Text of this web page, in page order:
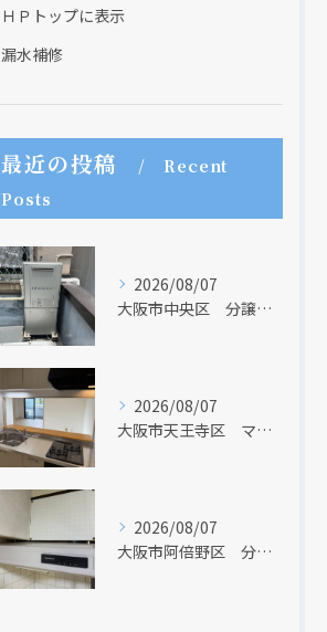
ＨＰトップに表示
漏水補修
最近の投稿
Recent
Posts
2026/08/07
大阪市中央区 分譲マンションの給湯器取替リフォーム工事 UV除菌機能搭載給湯器
2026/08/07
大阪市天王寺区 マンションのキッチン取替及び内装リフォーム工事 クリナップ
2026/08/07
大阪市阿倍野区 分譲マンションのレンジフード取替リフォーム工事 タカラスタンダード